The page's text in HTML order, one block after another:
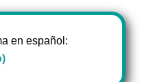
en español: